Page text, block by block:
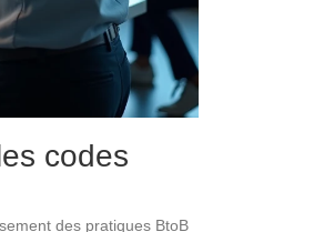
codes
des pratiques BtoB